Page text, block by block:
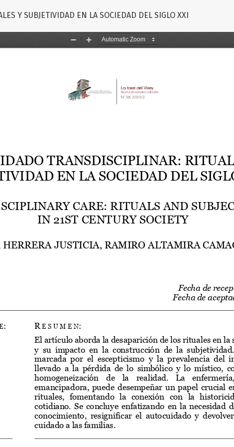
Y SUBJETIVIDAD EN LA SOCIEDAD DEL SIGLO XXI